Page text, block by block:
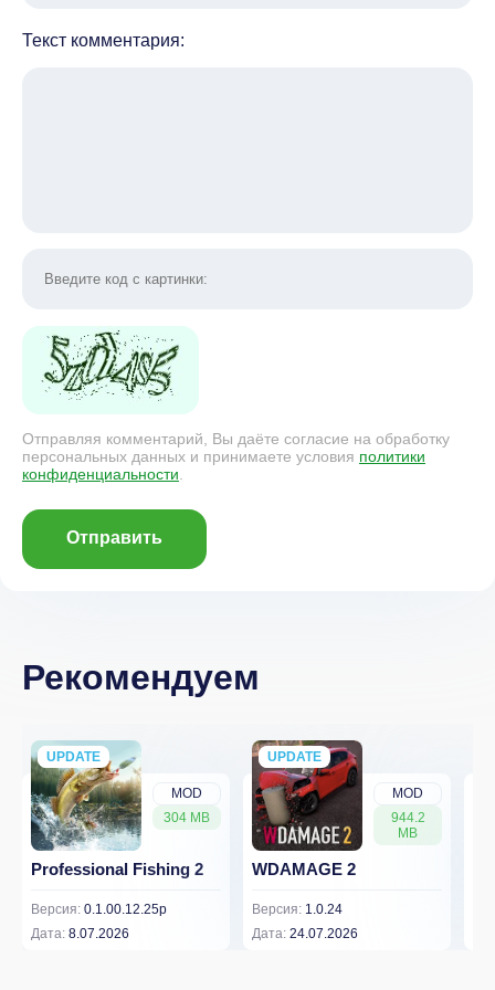
Текст комментария:
Отправляя комментарий, Вы даёте согласие на обработку
персональных данных и принимаете условия политики
конфиденциальности.
Отправить
Рекомендуем
MOD
304 MB
UPDATE
NEW
Professional Fishing 2
Версия: 0.1.00.12.25p
Дата: 8.07.2026
MOD
944.2
MB
UPDATE
NEW
WDAMAGE 2
Версия: 1.0.24
Дата: 24.07.2026